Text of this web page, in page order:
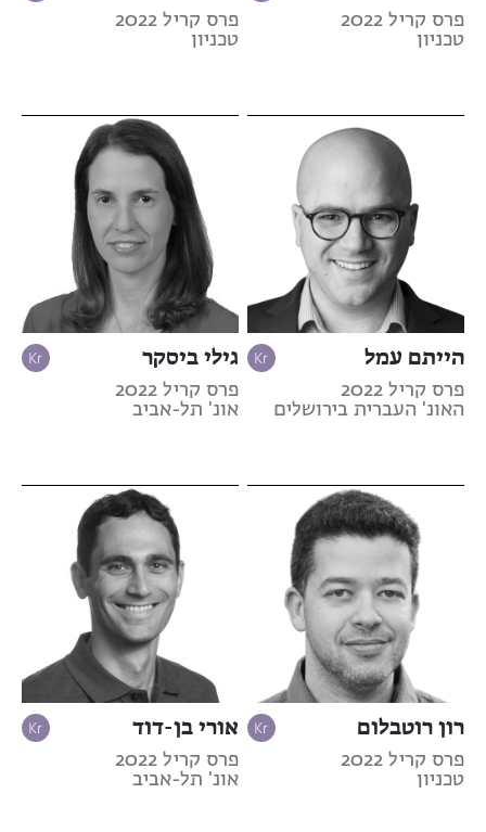
פרס קריל 2022
טכניון
פרס קריל 2022
טכניון
הייתם עמל
פרס קריל 2022
האונ' העברית בירושלים
גילי ביסקר
פרס קריל 2022
אונ' תל-אביב
רון רוטבלום
פרס קריל 2022
טכניון
אורי בן-דוד
פרס קריל 2022
אונ' תל-אביב